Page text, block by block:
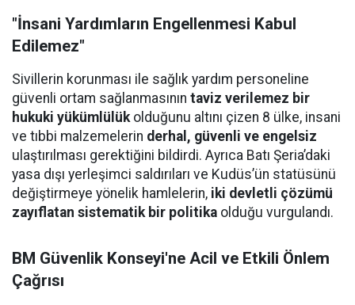
"İnsani Yardımların Engellenmesi Kabul
Edilemez"
Sivillerin korunması ile sağlık yardım personeline
güvenli ortam sağlanmasının taviz verilemez bir
hukuki yükümlülükolduğunu altını çizen 8 ülke, insani
ve tıbbi malzemelerin derhal, güvenli ve engelsiz
ulaştırılması gerektiğini bildirdi. Ayrıca Batı Şeria’daki
yasa dışı yerleşimci saldırıları ve Kudüs’ün statüsünü
değiştirmeye yönelik hamlelerin, iki devletli çözümü
zayıflatan sistematik bir politika olduğu vurgulandı.
BM Güvenlik Konseyi'ne Acil ve Etkili Önlem
Çağrısı